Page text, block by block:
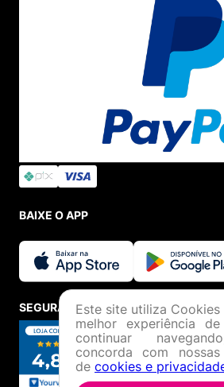
BAIXE O APP
SEGURANÇA E CREDIBILIDADE
Este site utiliza Cookies
melhor experiência
continuar
concorda com
de cookies e